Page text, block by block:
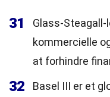
31
Glass-
kommercielle
at forhindre
32
Basel III er et